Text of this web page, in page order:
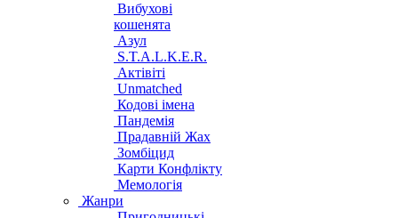
Вибухові
кошенята
Азул
S.T.A.L.K.E.R.
Актівіті
Unmatched
Кодові імена
Пандемія
Прадавній Жах
Зомбіцид
Карти Конфлікту
Мемологія
Жанри